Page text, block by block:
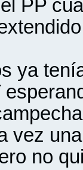
PP
ya
vez
no